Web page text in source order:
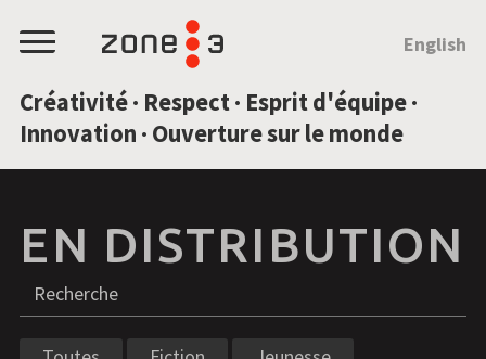
Menu
Créativité · Respect · Esprit d'équipe ·
Innovation · Ouverture sur le monde
English
EN DISTRIBUTION
Recherche